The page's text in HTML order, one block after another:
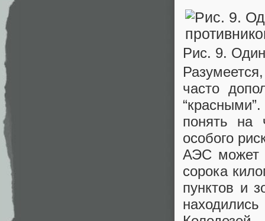
Рис. 9.
часто
понять на
особого
АЭС может
сорока
пунктов и